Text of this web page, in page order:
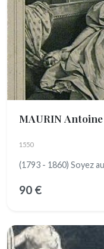
MAURIN Antoine
1550
(1793 - 1860) Soyez
90 €